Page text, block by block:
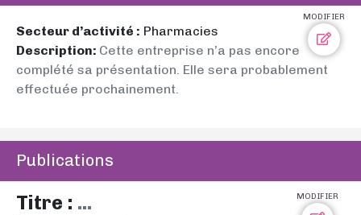
MODIFIER
Secteur d’activité : Pharmacies
Description: Cette entreprise n’a pas encore
complété sa présentation. Elle sera probablement
effectuée prochainement.
Publications
MODIFIER
Titre : ...